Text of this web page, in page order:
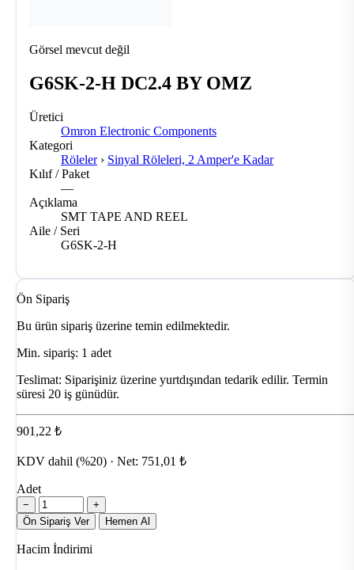
Görsel mevcut değil
G6SK-2-H DC2.4 BY OMZ
Üretici
Omron Electronic Components
Kategori
Röleler › Sinyal Röleleri, 2 Amper'e Kadar
Kılıf / Paket
—
Açıklama
SMT TAPE AND REEL
Aile / Seri
G6SK-2-H
Ön Sipariş
Bu ürün sipariş üzerine temin edilmektedir.
Min. sipariş: 1 adet
Teslimat: Siparişiniz üzerine yurtdışından tedarik edilir. Termin
süresi 20 iş günüdür.
901,22 ₺
KDV dahil (%20) · Net: 751,01 ₺
Adet
−
+
Ön Sipariş Ver
Hemen Al
Hacim İndirimi